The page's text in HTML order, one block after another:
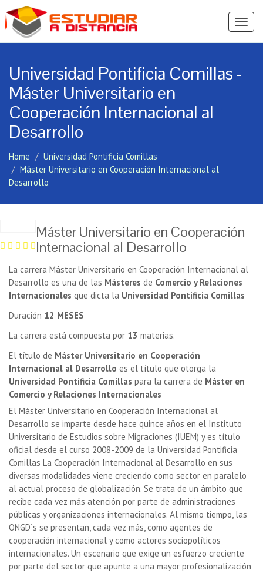
Ver
Universidad Pontificia Comillas -
Máster Universitario en
Cooperación Internacional al
Desarrollo
Home
Universidad Pontificia Comillas
Máster Universitario en Cooperación Internacional al
Desarrollo
Máster Universitario en Cooperación
Internacional al Desarrollo
La carrera Máster Universitario en Cooperación Internacional al
Desarrollo es una de las Másteres de Comercio y Relaciones
Internacionales que dicta la Universidad Pontificia Comillas
Duración 12 MESES
La carrera está compuesta por 13 materias.
El título de Máster Universitario en Cooperación
Internacional al Desarrollo es el título que otorga la
Universidad Pontificia Comillas para la carrera de Máster en
Comercio y Relaciones Internacionales
El Máster Universitario en Cooperación Internacional al
Desarrollo se imparte desde hace quince años en el Instituto
Universitario de Estudios sobre Migraciones (IUEM) y es título
oficial desde el curso 2008-2009 de la Universidad Pontificia
Comillas La Cooperación Internacional al Desarrollo en sus
diversas modalidades viene creciendo como sector en paralelo
al actual proceso de globalización. Se trata de un ámbito que
recibe cada vez más atención por parte de administraciones
públicas y organizaciones internacionales. Al mismo tiempo, las
ONGD´s se presentan, cada vez más, como agentes de
cooperación internacional y como actores sociopolíticos
internacionales. Un escenario que exige un esfuerzo creciente
por parte del sector que apunte a una mayor profesionalización